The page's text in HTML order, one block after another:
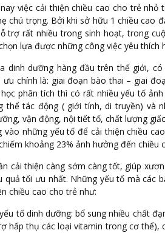
việc cải thiện chiều cao cho trẻ
chú trọng. Bởi khi sở hữu 1 chiều cao
trợ rất nhiều trong sinh hoạt, trong
lựa được những công việc yêu thích
dinh dưỡng hàng đầu trên thế giới,
ưu chính là: giai đoạn bào thai – giai
phân tích thì có rất nhiều yếu tố
thể tác động ( giới tính, di truyền) và
vận động, nội tiết tố, chất lượng
vào những yếu tố để cải thiện chiều
khoảng 23% ảnh hưởng đến chiều
cải thiện càng sớm càng tốt, giúp
tối ưu nhất. Những yếu tố mà các
chiều cao cho trẻ như:
tố dinh dưỡng: bổ sung nhiều chất
hấp thụ các loại vitamin trong cơ thể),